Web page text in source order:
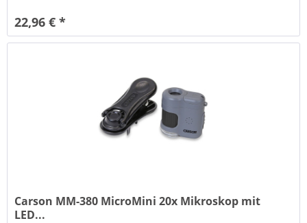
22,96 € *
Carson MM-380 MicroMini 20x Mikroskop mit
LED...